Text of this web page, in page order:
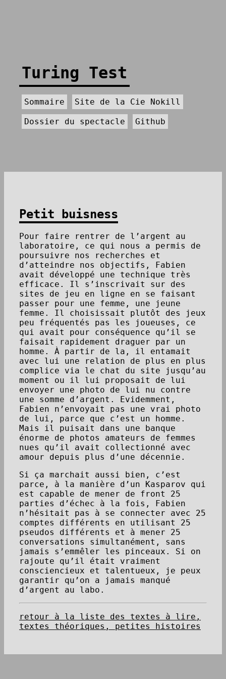
Turing Test
Sommaire Site de la Cie Nokill
Dossier du spectacle Github
Petit buisness
Pour faire rentrer de l’argent au
laboratoire, ce qui nous a permis de
poursuivre nos recherches et
d’atteindre nos objectifs, Fabien
avait développé une technique très
efficace. Il s’inscrivait sur des
sites de jeu en ligne en se faisant
passer pour une femme, une jeune
femme. Il choisissait plutôt des jeux
peu fréquentés pas les joueuses, ce
qui avait pour conséquence qu’il se
faisait rapidement draguer par un
homme. À partir de la, il entamait
avec lui une relation de plus en plus
complice via le chat du site jusqu’au
moment ou il lui proposait de lui
envoyer une photo de lui nu contre
une somme d’argent. Evidemment,
Fabien n’envoyait pas une vrai photo
de lui, parce que c’est un homme.
Mais il puisait dans une banque
énorme de photos amateurs de femmes
nues qu’il avait collectionné avec
amour depuis plus d’une décennie.
Si ça marchait aussi bien, c’est
parce, à la manière d’un Kasparov qui
est capable de mener de front 25
parties d’échec à la fois, Fabien
n’hésitait pas à se connecter avec 25
comptes différents en utilisant 25
pseudos différents et à mener 25
conversations simultanément, sans
jamais s’emmêler les pinceaux. Si on
rajoute qu’il était vraiment
consciencieux et talentueux, je peux
garantir qu’on a jamais manqué
d’argent au labo.
retour à la liste des textes à lire,
textes théoriques, petites histoires